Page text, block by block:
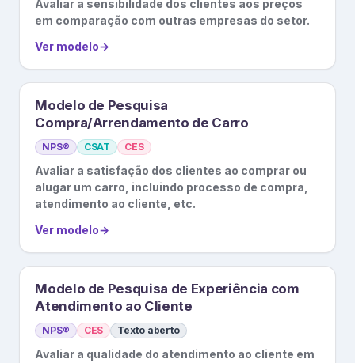
Avaliar a sensibilidade dos clientes aos preços
em comparação com outras empresas do setor.
Ver modelo→
Modelo de Pesquisa
Compra/Arrendamento de Carro
NPS® CSAT CES
Avaliar a satisfação dos clientes ao comprar ou
alugar um carro, incluindo processo de compra,
atendimento ao cliente, etc.
Ver modelo→
Modelo de Pesquisa de Experiência com
Atendimento ao Cliente
NPS® CES Texto aberto
Avaliar a qualidade do atendimento ao cliente em